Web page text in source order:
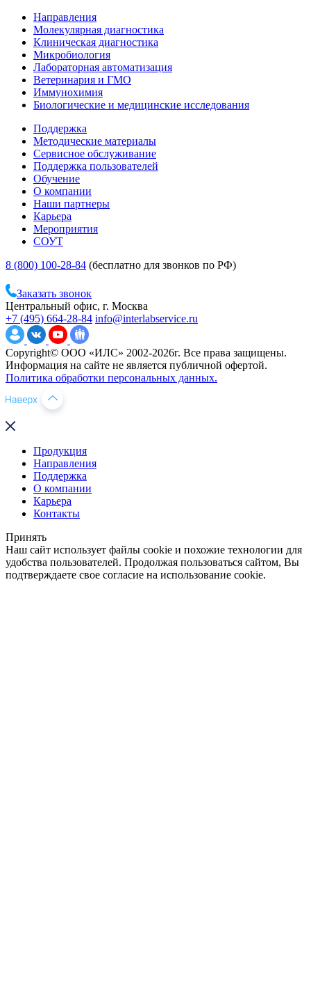
Направления
Молекулярная диагностика
Клиническая диагностика
Микробиология
Лабораторная автоматизация
Ветеринария и ГМО
Иммунохимия
Биологические и медицинские исследования
Поддержка
Методические материалы
Сервисное обслуживание
Поддержка пользователей
Обучение
О компании
Наши партнеры
Карьера
Мероприятия
СОУТ
8 (800) 100-28-84 (бесплатно для звонков по РФ)
Заказать звонок
Центральный офис, г. Москва
+7 (495) 664-28-84 info@interlabservice.ru
Copyright© ООО «ИЛС» 2002-2026г. Все права защищены.
Информация на сайте не является публичной офертой.
Политика обработки персональных данных.
Продукция
Направления
Поддержка
О компании
Карьера
Контакты
Принять
Наш сайт использует файлы cookie и похожие технологии для
удобства пользователей. Продолжая пользоваться сайтом, Вы
подтверждаете свое согласие на использование cookie.